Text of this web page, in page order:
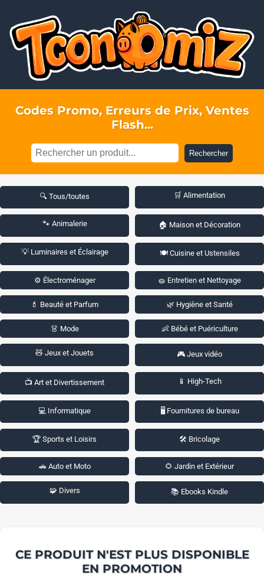
Codes Promo, Erreurs de Prix, Ventes
Flash...
Rechercher
🔍 Tous/toutes 🛒 Alimentation
🐾 Animalerie 🏠 Maison et Décoration
💡 Luminaires et Éclairage 🍽️ Cuisine et Ustensiles
⚙️ Électroménager 🧽 Entretien et Nettoyage
💄 Beauté et Parfum 🌿 Hygiène et Santé
👗 Mode 👶 Bébé et Puériculture
🧸 Jeux et Jouets 🎮 Jeux vidéo
📺 Art et Divertissement 📱 High-Tech
💻 Informatique 🖥️ Fournitures de bureau
🏆 Sports et Loisirs 🛠️ Bricolage
🚗 Auto et Moto 🌻 Jardin et Extérieur
🧩 Divers 📚 Ebooks Kindle
CE PRODUIT N'EST PLUS DISPONIBLE
EN PROMOTION